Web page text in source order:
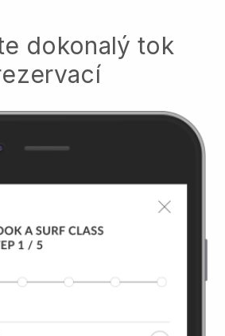
dokonalý tok